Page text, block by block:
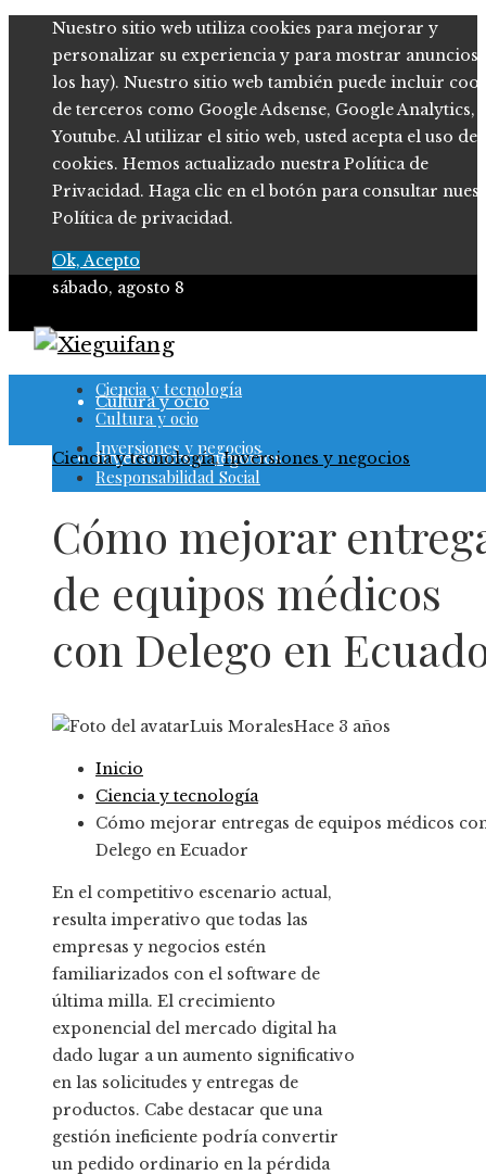
Nuestro sitio web utiliza cookies para mejorar y
personalizar su experiencia y para mostrar anuncios
los hay). Nuestro sitio web también puede incluir
de terceros como Google Adsense, Google Analytics,
Youtube. Al utilizar el sitio web, usted acepta el uso de
cookies. Hemos actualizado nuestra Política de
Privacidad. Haga clic en el botón para consultar
Política de privacidad.
Ok, Acepto
sábado, agosto 8
Ciencia y tecnología
Cultura y ocio
Inversiones y negocios
Responsabilidad Social
Ciencia y tecnología
Cultura y ocio
Inversiones y negocios
Responsabilidad Social
Ciencia y tecnología,Inversiones y negocios
Cómo mejorar
de equipos médicos
con Delego en
Luis MoralesHace 3 años
Inicio
Ciencia y tecnología
Cómo mejorar entregas de equipos médicos
Delego en Ecuador
En el competitivo escenario actual,
resulta imperativo que todas las
empresas y negocios estén
familiarizados con el software de
última milla. El crecimiento
exponencial del mercado digital ha
dado lugar a un aumento significativo
en las solicitudes y entregas de
productos. Cabe destacar que una
gestión ineficiente podría convertir
un pedido ordinario en la pérdida